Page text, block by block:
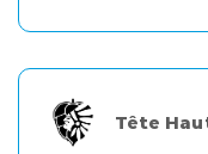
Tête